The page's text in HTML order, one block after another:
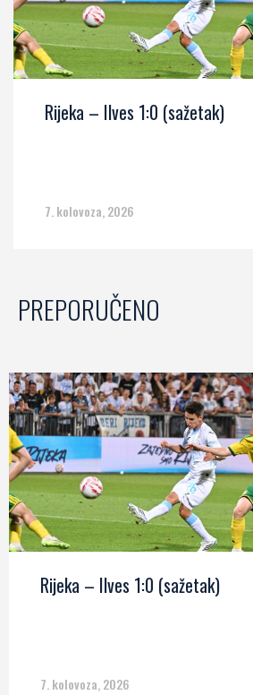
Rijeka – Ilves 1:0 (sažetak)
7. kolovoza, 2026
PREPORUČENO
Rijeka – Ilves 1:0 (sažetak)
7. kolovoza, 2026